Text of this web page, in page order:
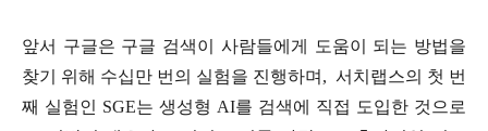
앞서 구글은 구글 검색이 사람들에게 도움이 되는 방법을
찾기 위해 수십만 번의 실험을 진행하며, 서치랩스의 첫 번
째 실험인 SGE는 생성형 AI를 검색에 직접 도입한 것으로